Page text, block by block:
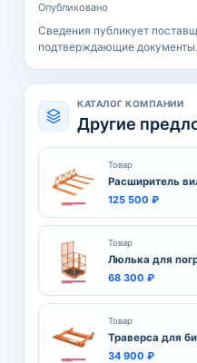
Опубликовано
Сведения публикует
подтверждающие документы.
КАТАЛОГ КОМПАНИИ
Другие
Товар
Расширитель
125 500 ₽
Товар
Люлька для
68 300 ₽
Товар
Траверса для
34 900 ₽